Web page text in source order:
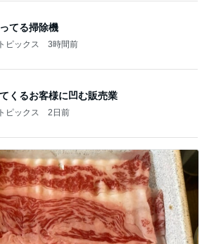
てる掃除機
ピックス 3時間前
くるお客様に凹む販売業
ピックス 2日前